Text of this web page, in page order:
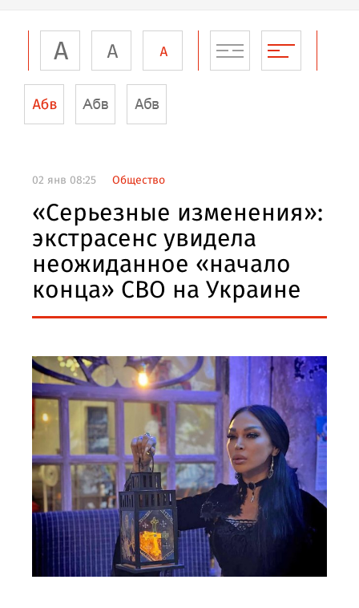
02 янв 08:25 Общество
«Серьезные изменения»:
экстрасенс увидела
неожиданное «начало
конца» СВО на Украине